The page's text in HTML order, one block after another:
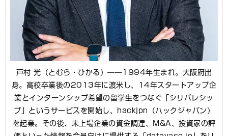
戸村 光（とむら・ひかる）――1994年生まれ。大阪府出
身。高校卒業後の2013年に渡米し、14年スタートアップ企
業とインターンシップ希望の留学生をつなぐ「シリバレシッ
プ」というサービスを開始し、hackjpn（ハックジャパン）
を起業。その後、未上場企業の資金調達、M&A、投資家の評